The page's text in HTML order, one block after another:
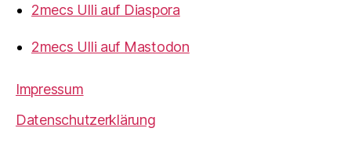
2mecs Ulli auf Diaspora
2mecs Ulli auf Mastodon
Impressum
Datenschutzerklärung